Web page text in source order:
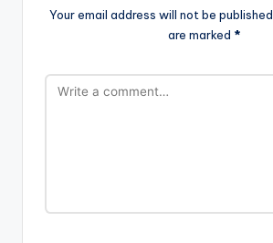
Your email address will not be published.
are marked *